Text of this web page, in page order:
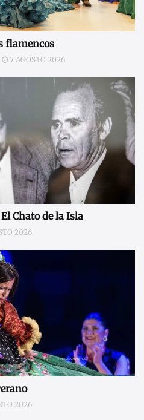
flamencos
7 AGOSTO 2026
Chato de la Isla
2026
2026